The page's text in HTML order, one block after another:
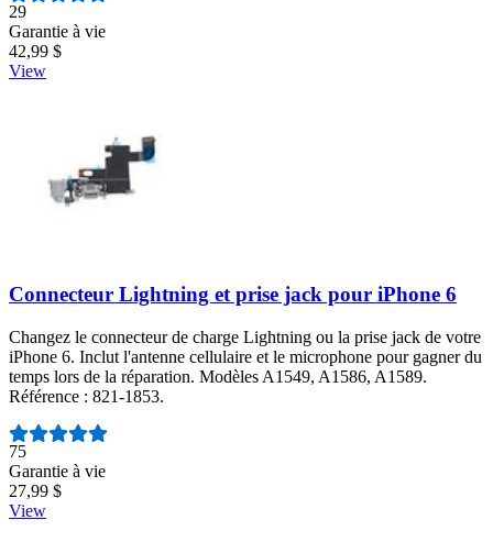
Nombre d'avis :
29
Garantie à vie
42,99 $
View
Connecteur Lightning et prise jack pour iPhone 6
Changez le connecteur de charge Lightning ou la prise jack de votre
iPhone 6. Inclut l'antenne cellulaire et le microphone pour gagner du
temps lors de la réparation. Modèles A1549, A1586, A1589.
Référence : 821-1853.
Nombre d'avis :
75
Garantie à vie
27,99 $
View